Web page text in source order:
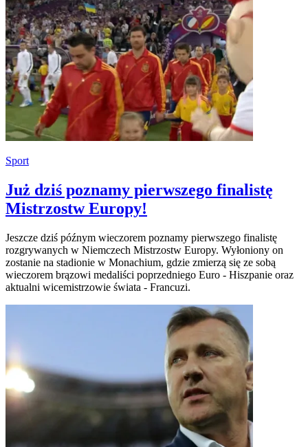
Sport
Już dziś poznamy pierwszego finalistę
Mistrzostw Europy!
Jeszcze dziś późnym wieczorem poznamy pierwszego finalistę
rozgrywanych w Niemczech Mistrzostw Europy. Wyłoniony on
zostanie na stadionie w Monachium, gdzie zmierzą się ze sobą
wieczorem brązowi medaliści poprzedniego Euro - Hiszpanie oraz
aktualni wicemistrzowie świata - Francuzi.